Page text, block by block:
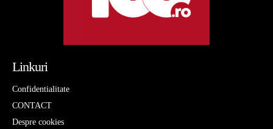
Linkuri
Confidentialitate
CONTACT
Despre cookies